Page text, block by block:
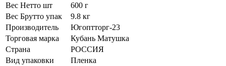
Вес Нетто шт
600 г
Вес Брутто упак
9.8 кг
Производитель
Югоптторг-23
Торговая марка
Кубань Матушка
Страна
РОССИЯ
Вид упаковки
Пленка